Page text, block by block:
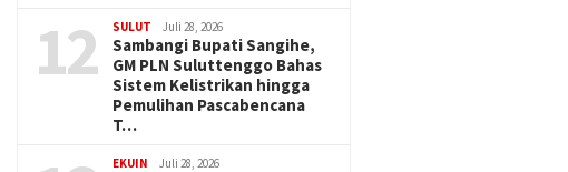
12 SULUT Juli 28, 2026
Sambangi Bupati Sangihe,
GM PLN Suluttenggo Bahas
Sistem Kelistrikan hingga
Pemulihan Pascabencana
T…
EKUIN Juli 28, 2026